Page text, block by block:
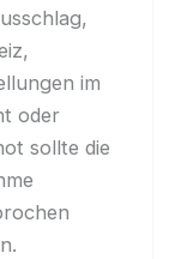
im
oder
sollte die